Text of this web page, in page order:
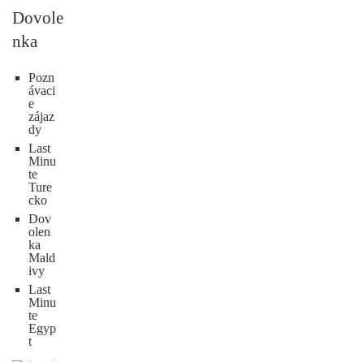
Dovole
nka
Pozn
ávaci
e
zájaz
dy
Last
Minu
te
Ture
cko
Dov
olen
ka
Mald
ivy
Last
Minu
te
Egyp
t